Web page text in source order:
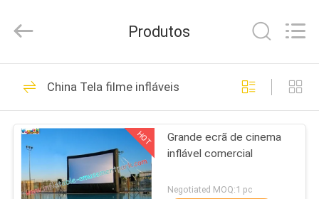
CASA
PRODUTOS
VÍDEOS
Inflatables
Limited.
Reserved.
inflável Parque de
diversões
64
Produtos
China Tela filme infláveis
HOT
Grande ecrã de cinema
inflável comercial
Negotiated MOQ:1 pc